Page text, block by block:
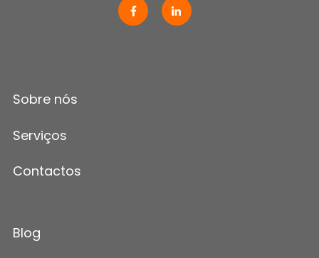
Sobre nós
Serviços
Contactos
Blog